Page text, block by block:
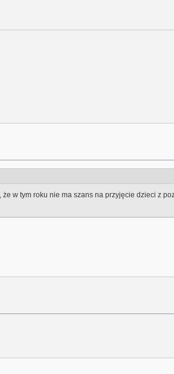
w tym roku nie ma szans na przyjęcie dzieci z